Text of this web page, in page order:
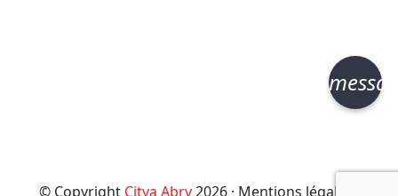
© Copyright Citya Abry2026 · Mentions légales